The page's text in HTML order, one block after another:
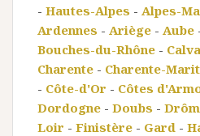
- Hautes-Alpes - Alpes-
Ardennes - Ariège - Aube
Bouches-du-Rhône -
Charente - Charente-
- Côte-d'Or - Côtes
Dordogne - Doubs -
Loir - Finistère - Gard -